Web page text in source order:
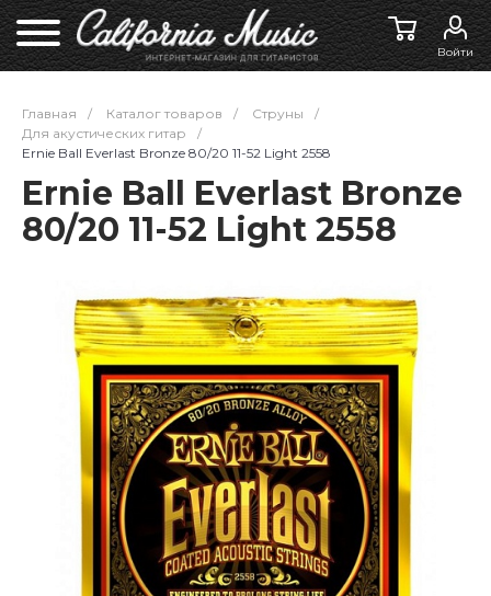
Войти
Главная / Каталог товаров / Струны
/
Для акустических гитар
/
Ernie Ball Everlast Bronze 80/20 11-52 Light 2558
Ernie Ball Everlast Bronze
80/20 11-52 Light 2558